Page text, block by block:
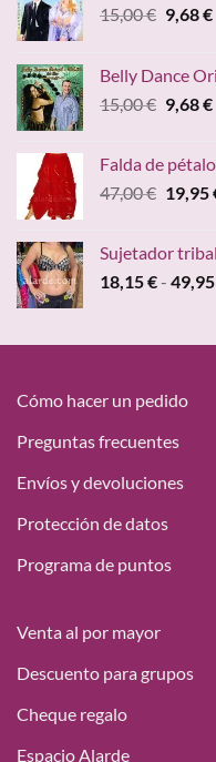
15,00€ El
era:
15,00 €.
9,68€El
Belly Dance
15,00€ El
era:
15,00
9,68€El
Falda de
47,00€ El
era:
47,00
19,95
Sujetador tribal
18,15€- 49,95
Cómo hacer un pedido
Preguntas frecuentes
Envíos y devoluciones
Protección de datos
Programa de puntos
Venta al por mayor
Descuento para grupos
Cheque regalo
Espacio Alarde